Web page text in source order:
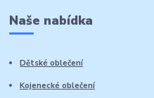
Naše nabídka
Dětské oblečení
Kojenecké oblečení